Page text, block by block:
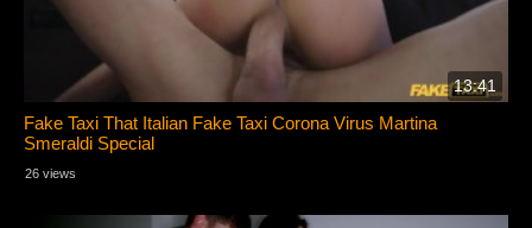
13:41
Fake Taxi That Italian Fake Taxi Corona Virus Martina
Smeraldi Special
26 views